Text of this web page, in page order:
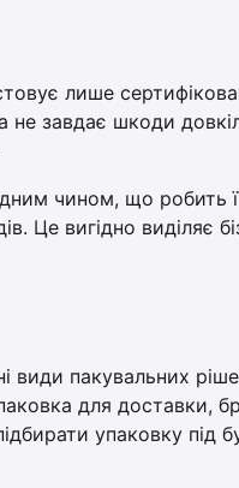
лише
не завдає шкоди
чином, що робить
Це вигідно виділяє
види пакувальних
для доставки,
упаковку під